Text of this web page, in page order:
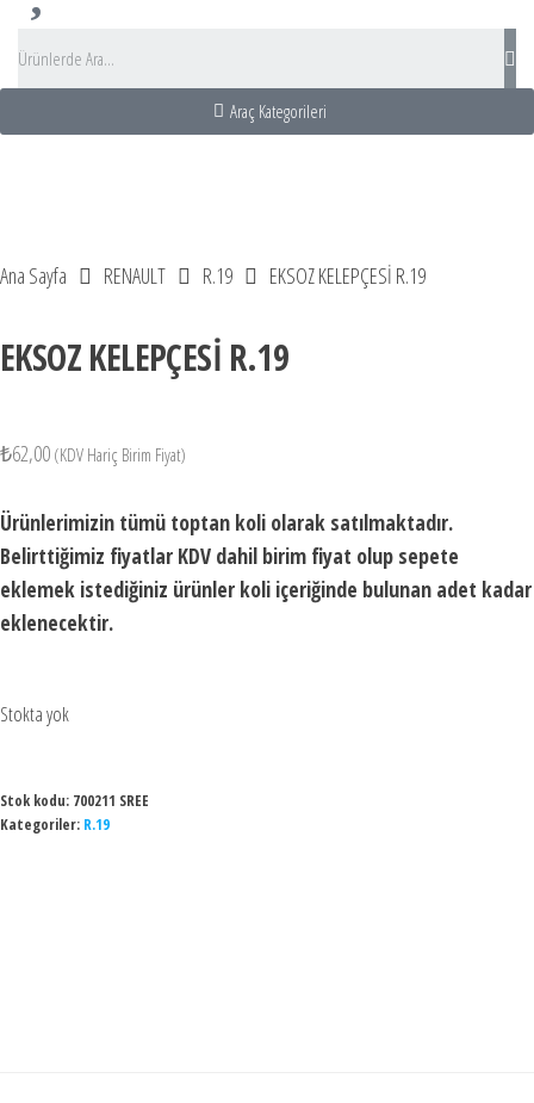
Araç Kategorileri
Ana Sayfa RENAULT R.19 EKSOZ KELEPÇESİ R.19
EKSOZ KELEPÇESİ R.19
₺62,00 (KDV Hariç Birim Fiyat)
Ürünlerimizin tümü toptan koli olarak satılmaktadır.
Belirttiğimiz fiyatlar KDV dahil birim fiyat olup sepete
eklemek istediğiniz ürünler koli içeriğinde bulunan adet kadar
eklenecektir.
Stokta yok
Stok kodu: 700211 SREE
Kategoriler: R.19